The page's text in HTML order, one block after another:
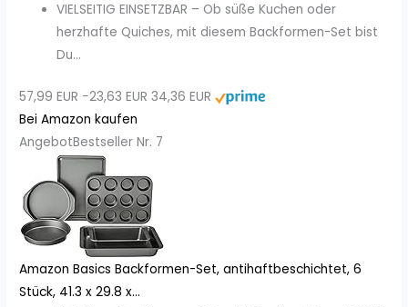
VIELSEITIG EINSETZBAR – Ob süße Kuchen oder
herzhafte Quiches, mit diesem Backformen-Set bist
Du...
57,99 EUR −23,63 EUR 34,36 EUR
Bei Amazon kaufen
AngebotBestseller Nr. 7
Amazon Basics Backformen-Set, antihaftbeschichtet, 6
Stück, 41.3 x 29.8 x...